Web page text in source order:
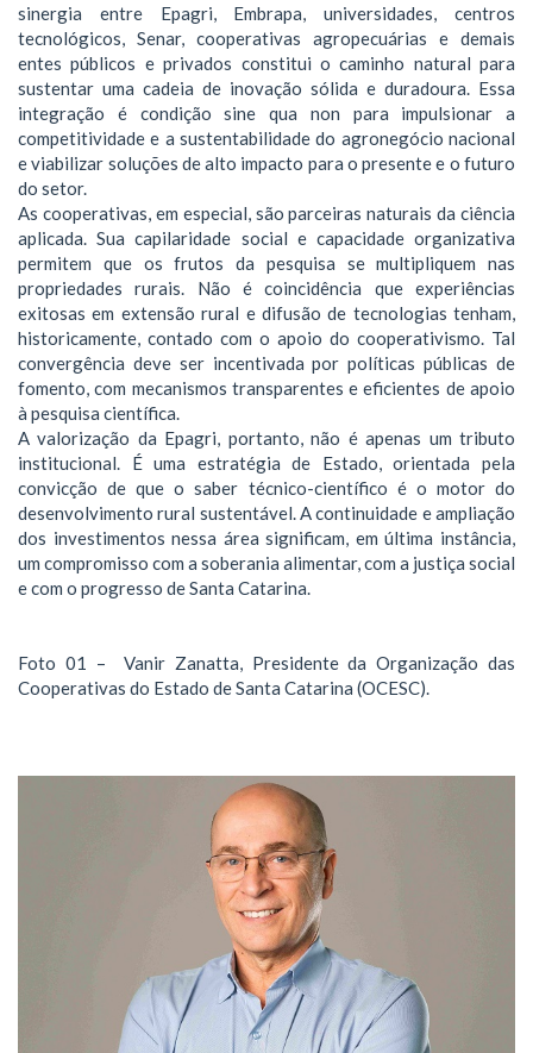
sinergia entre Epagri, Embrapa, universidades, centros
tecnológicos, Senar, cooperativas agropecuárias e demais
entes públicos e privados constitui o caminho natural para
sustentar uma cadeia de inovação sólida e duradoura. Essa
integração é condição sine qua non para impulsionar a
competitividade e a sustentabilidade do agronegócio nacional
e viabilizar soluções de alto impacto para o presente e o futuro
do setor.
As cooperativas, em especial, são parceiras naturais da ciência
aplicada. Sua capilaridade social e capacidade organizativa
permitem que os frutos da pesquisa se multipliquem nas
propriedades rurais. Não é coincidência que experiências
exitosas em extensão rural e difusão de tecnologias tenham,
historicamente, contado com o apoio do cooperativismo. Tal
convergência deve ser incentivada por políticas públicas de
fomento, com mecanismos transparentes e eficientes de apoio
à pesquisa científica.
A valorização da Epagri, portanto, não é apenas um tributo
institucional. É uma estratégia de Estado, orientada pela
convicção de que o saber técnico-científico é o motor do
desenvolvimento rural sustentável. A continuidade e ampliação
dos investimentos nessa área significam, em última instância,
um compromisso com a soberania alimentar, com a justiça social
e com o progresso de Santa Catarina.
Foto 01 – Vanir Zanatta, Presidente da Organização das
Cooperativas do Estado de Santa Catarina (OCESC).